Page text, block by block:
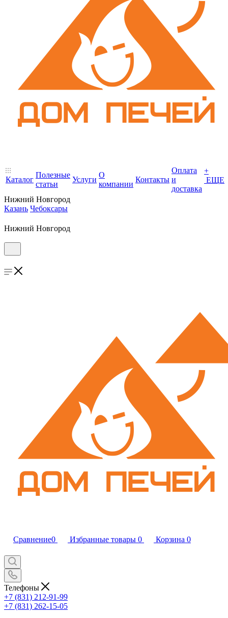
Каталог
Полезные
статьи
Услуги
О
компании
Контакты
Оплата
и
доставка
+
ЕЩЕ
Нижний Новгород
Казань Чебоксары
Нижний Новгород
Сравнение0 Избранные товары 0 Корзина 0
Телефоны
+7 (831) 212-91-99
+7 (831) 262-15-05